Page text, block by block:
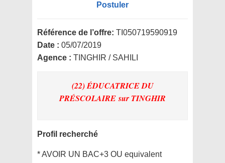
Postuler
Référence de l’offre: TI050719590919
Date : 05/07/2019
Agence : TINGHIR / SAHILI
(22) ÉDUCATRICE DU
PRÉSCOLAIREsur TINGHIR
Profil recherché
* AVOIR UN BAC+3 OU equivalent